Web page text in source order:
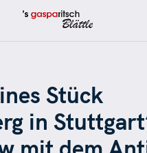
's
in
Stück
in